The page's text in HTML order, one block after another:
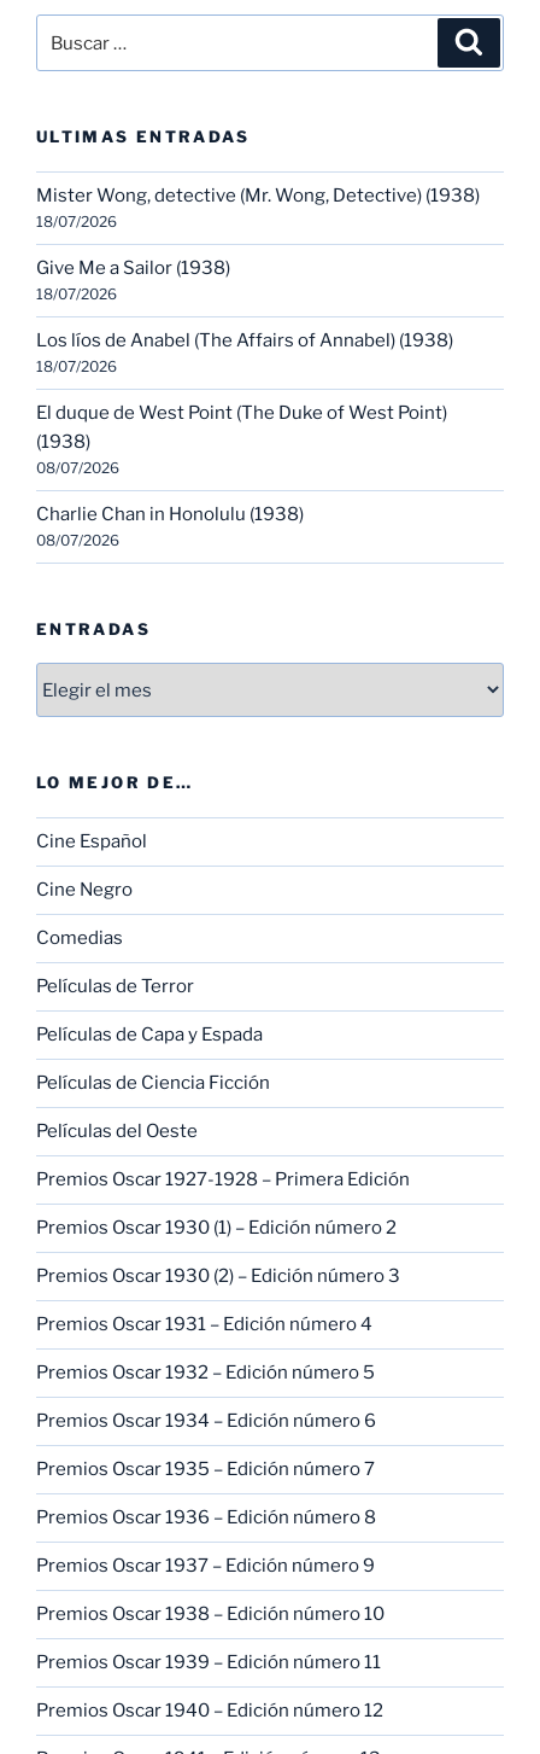
por:
ULTIMAS ENTRADAS
Mister Wong, detective (Mr. Wong, Detective) (1938)
18/07/2026
Give Me a Sailor (1938)
18/07/2026
Los líos de Anabel (The Affairs of Annabel) (1938)
18/07/2026
El duque de West Point (The Duke of West Point)
(1938)
08/07/2026
Charlie Chan in Honolulu (1938)
08/07/2026
ENTRADAS
LO MEJOR DE…
Cine Español
Cine Negro
Comedias
Películas de Terror
Películas de Capa y Espada
Películas de Ciencia Ficción
Películas del Oeste
Premios Oscar 1927-1928 – Primera Edición
Premios Oscar 1930 (1) – Edición número 2
Premios Oscar 1930 (2) – Edición número 3
Premios Oscar 1931 – Edición número 4
Premios Oscar 1932 – Edición número 5
Premios Oscar 1934 – Edición número 6
Premios Oscar 1935 – Edición número 7
Premios Oscar 1936 – Edición número 8
Premios Oscar 1937 – Edición número 9
Premios Oscar 1938 – Edición número 10
Premios Oscar 1939 – Edición número 11
Premios Oscar 1940 – Edición número 12